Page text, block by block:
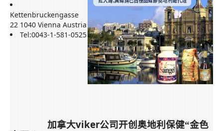
Kettenbruckengasse
22 1040 Vienna Austria
Tel:0043-1-581-0525
加拿大viker公司开创奥地利保健“金色